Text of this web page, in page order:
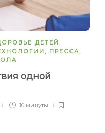
ДЕТЕЙ,
, ПРЕССА,
одной
10 минуты